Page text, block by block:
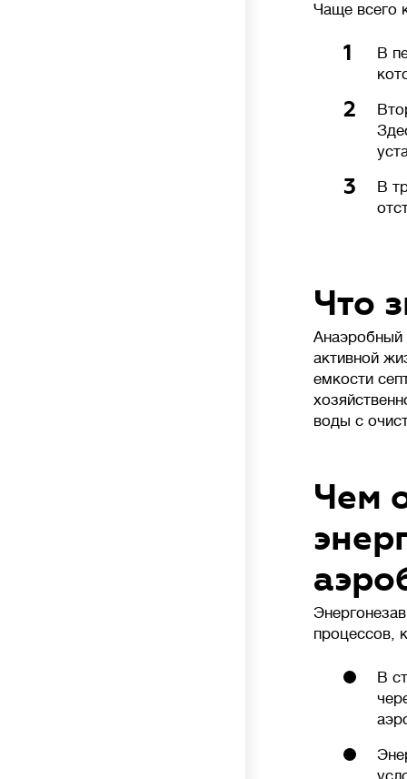
Чаще всего
1
В
2
3
В
Что
Анаэробный
активной
емкости
воды с
Чем
процессов,
В